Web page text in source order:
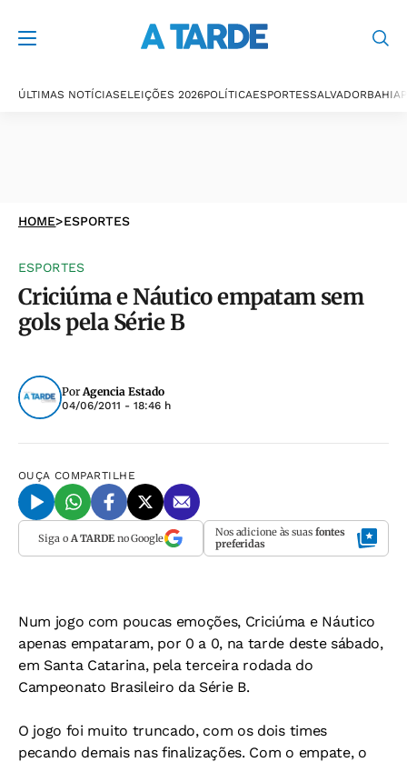
ÚLTIMAS NOTÍCIASELEIÇÕES 2026POLÍTICAESPORTESSALVADORBAHIA
HOME>ESPORTES
ESPORTES
Criciúma e Náutico empatam sem
gols pela Série B
PorAgencia Estado
04/06/2011 - 18:46 h
OUÇA COMPARTILHE
Siga o A TARDEno Google Nos adicione às suas fontes
preferidas
Num jogo com poucas emoções, Criciúma e Náutico
apenas empataram, por 0 a 0, na tarde deste sábado,
em Santa Catarina, pela terceira rodada do
Campeonato Brasileiro da Série B.
O jogo foi muito truncado, com os dois times
pecando demais nas finalizações. Com o empate, o